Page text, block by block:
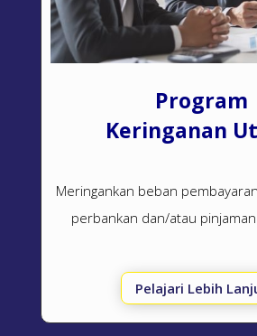
Program
Keringanan
Meringankan beban
perbankan dan/atau
Pelajari Lebih